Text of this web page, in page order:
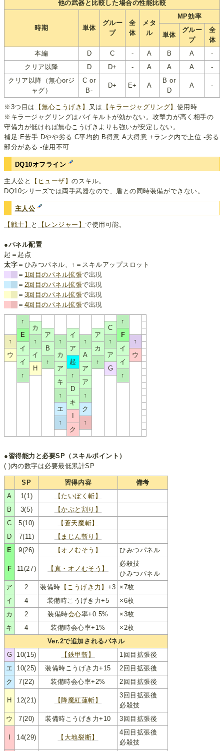
他の武器と比較した場合の性能比較
時期 単体
グルー
プ
全
体
メタ
ル
MP効率
単体
グルー
プ
全
体
本編
D C - A B A
-
クリア以降
D D+ - A A A
-
クリア以降（無心orジ
ャグ）
C or
B-
D+ E+ A
B or
D
A -
※3つ目は 【無心こうげき】 又は 【キラージャグリング】 使用時
※キラージャグリングはバイキルトが効かない。攻撃力が高く相手の
守備力が低ければ無心こうげきよりも強いが安定しない。
補足:E苦手 Dやや劣る C平均的 B得意 A大得意 +ランク内で上位 -劣る
部分がある -使用不可
DQ10オフライン
主人公と 【ヒューザ】のスキル。
DQ10シリーズでは両手武器なので、盾との同時装備ができない。
主人公
【戦士】 と 【レンジャー】で使用可能。
●パネル配置
起＝起点
太字 ＝ひみつパネル、↑＝スキルアップスロット
＝ 1回目のパネル拡張で出現
＝ 2回目のパネル拡張で出現
＝ 3回目のパネル拡張で出現
＝ 4回目のパネル拡張で出現
↑
↑
カ
C
E
ア イ ア
F
↑
↑ ↑ ↑ ↑
↑
イ
B ア カ
イ
ウ
イ カ A ア
ウ
イ
↑ 起 ↑
イ
H
ア ア
G
↑
↑
↑
キ
ア
D
↑
↑
キ
エ
ク
↑
↑
ク
●習得能力と必要SP（スキルポイント）
( )内の数字は必要最低累計SP
SP 習得内容
備考
A
1(1)
【たいぼく斬】
B
3(5)
【かぶと割り】
C
5(10)
【蒼天魔斬】
D
7(11)
【まじん斬り】
E
9(26) 【オノむそう】 ひみつパネル
F 11(27) 【真・オノむそう】
必殺技
ひみつパネル
ア
2 装備時 【こうげき力】 +3 ×7枚
イ
4 装備時こうげき力+5
×6枚
カ
2 装備時会心率+0.5%
×3枚
キ
4 装備時会心率+1%
×2枚
Ver.2で追加されるパネル
G
10(15) 【鉄甲斬】
1回目拡張後
エ
10(25) 装備時こうげき力+15
2回目拡張後
ク
7(22) 装備時会心率+2% 2回目拡張後
H 12(21) 【降魔紅蓮斬】
3回目拡張後
必殺技
ウ
7(20) 装備時こうげき力+10 3回目拡張後
14(29) 【大地裂断】
4回目拡張後
必殺技